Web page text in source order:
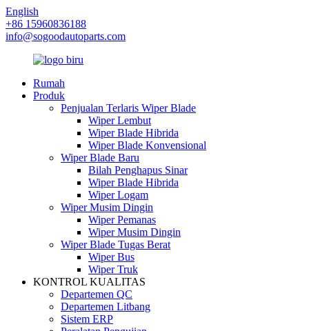
English
+86 15960836188
info@sogoodautoparts.com
Rumah
Produk
Penjualan Terlaris Wiper Blade
Wiper Lembut
Wiper Blade Hibrida
Wiper Blade Konvensional
Wiper Blade Baru
Bilah Penghapus Sinar
Wiper Blade Hibrida
Wiper Logam
Wiper Musim Dingin
Wiper Pemanas
Wiper Musim Dingin
Wiper Blade Tugas Berat
Wiper Bus
Wiper Truk
KONTROL KUALITAS
Departemen QC
Departemen Litbang
Sistem ERP